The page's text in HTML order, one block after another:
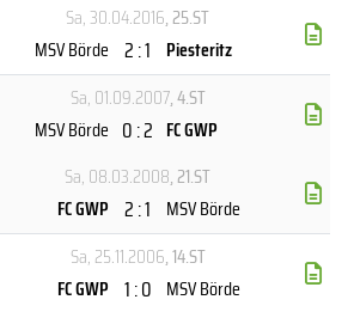
Sa, 30.04.2016, 25.ST
MSV Börde 2 : 1 Piesteritz
Sa, 01.09.2007, 4.ST
MSV Börde 0 : 2 FC GWP
Sa, 08.03.2008, 21.ST
FC GWP 2 : 1 MSV Börde
Sa, 25.11.2006, 14.ST
FC GWP 1 : 0 MSV Börde